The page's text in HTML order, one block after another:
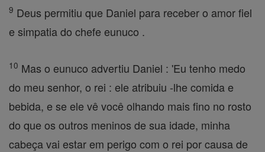
9 Deus permitiu que Daniel para receber o amor fiel
e simpatia do chefe eunuco .
10 Mas o eunuco advertiu Daniel : 'Eu tenho medo
do meu senhor, o rei : ele atribuiu -lhe comida e
bebida, e se ele vê você olhando mais fino no rosto
do que os outros meninos de sua idade, minha
cabeça vai estar em perigo com o rei por causa de